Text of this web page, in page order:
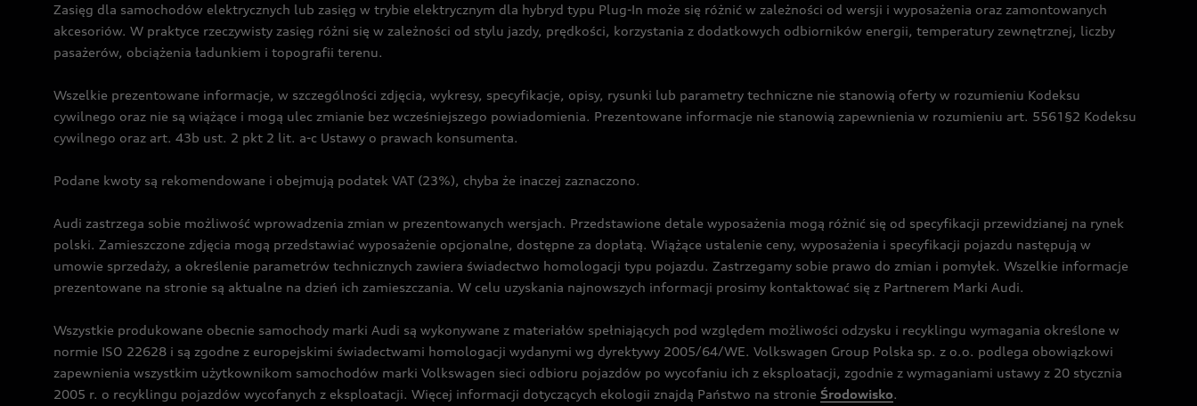
Zasięg dla samochodów elektrycznych lub zasięg w trybie elektrycznym dla hybryd typu Plug-In może się różnić w zależności od wersji i wyposażenia oraz zamontowanych
akcesoriów. W praktyce rzeczywisty zasięg różni się w zależności od stylu jazdy, prędkości, korzystania z dodatkowych odbiorników energii, temperatury zewnętrznej, liczby
pasażerów, obciążenia ładunkiem i topografii terenu.
Wszelkie prezentowane informacje, w szczególności zdjęcia, wykresy, specyfikacje, opisy, rysunki lub parametry techniczne nie stanowią oferty w rozumieniu Kodeksu
cywilnego oraz nie są wiążące i mogą ulec zmianie bez wcześniejszego powiadomienia. Prezentowane informacje nie stanowią zapewnienia w rozumieniu art. 5561§2 Kodeksu
cywilnego oraz art. 43b ust. 2 pkt 2 lit. a-c Ustawy o prawach konsumenta.
Podane kwoty są rekomendowane i obejmują podatek VAT (23%), chyba że inaczej zaznaczono.
Audi zastrzega sobie możliwość wprowadzenia zmian w prezentowanych wersjach. Przedstawione detale wyposażenia mogą różnić się od specyfikacji przewidzianej na rynek
polski. Zamieszczone zdjęcia mogą przedstawiać wyposażenie opcjonalne, dostępne za dopłatą. Wiążące ustalenie ceny, wyposażenia i specyfikacji pojazdu następują w
umowie sprzedaży, a określenie parametrów technicznych zawiera świadectwo homologacji typu pojazdu. Zastrzegamy sobie prawo do zmian i pomyłek. Wszelkie informacje
prezentowane na stronie są aktualne na dzień ich zamieszczania. W celu uzyskania najnowszych informacji prosimy kontaktować się z Partnerem Marki Audi.
Wszystkie produkowane obecnie samochody marki Audi są wykonywane z materiałów spełniających pod względem możliwości odzysku i recyklingu wymagania określone w
normie ISO 22628 i są zgodne z europejskimi świadectwami homologacji wydanymi wg dyrektywy 2005/64/WE. Volkswagen Group Polska sp. z o.o. podlega obowiązkowi
zapewnienia wszystkim użytkownikom samochodów marki Volkswagen sieci odbioru pojazdów po wycofaniu ich z eksploatacji, zgodnie z wymaganiami ustawy z 20 stycznia
2005 r. o recyklingu pojazdów wycofanych z eksploatacji. Więcej informacji dotyczących ekologii znajdą Państwo na stronie Środowisko.